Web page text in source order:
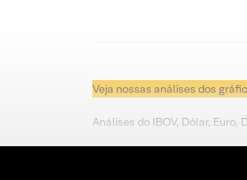
Veja nossas análises dos
Análises do IBOV, Dólar,